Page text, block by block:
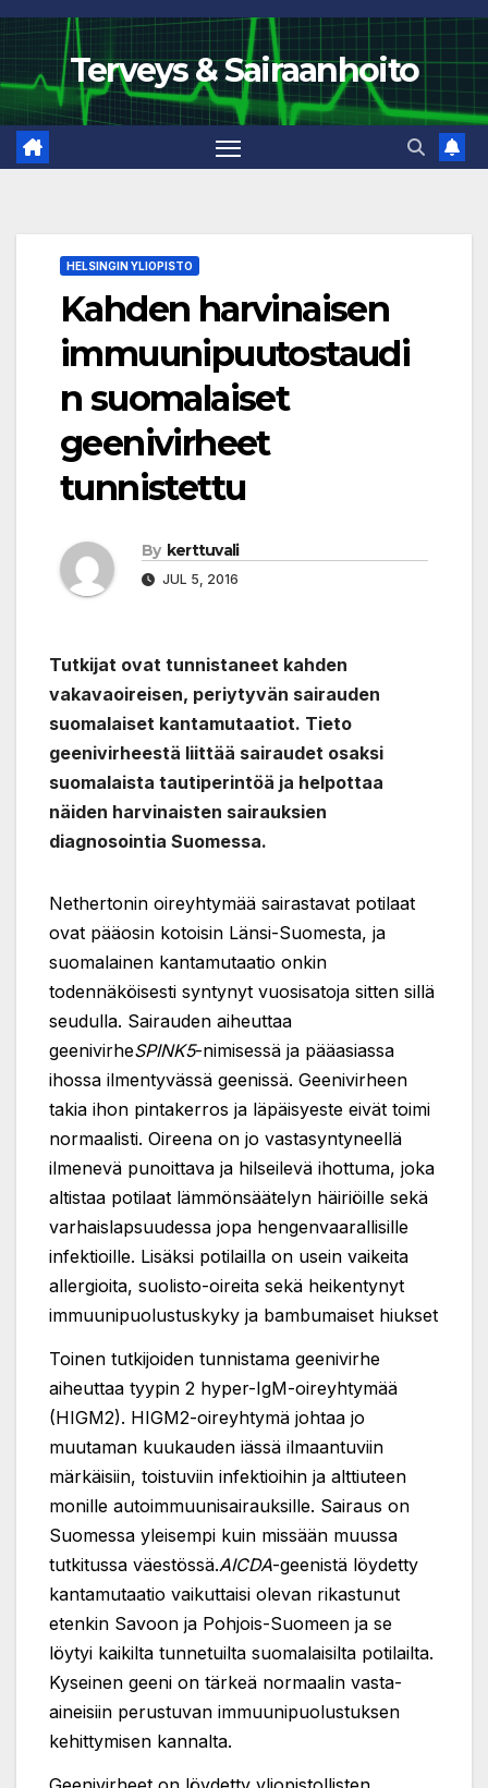
Skip
content Terveys & Sairaanhoito
HELSINGIN YLIOPISTO
Kahden harvinaisen
immuunipuutostaudi
n suomalaiset
geenivirheet
tunnistettu
By kerttuvali
JUL 5, 2016
Tutkijat ovat tunnistaneet kahden
vakavaoireisen, periytyvän sairauden
suomalaiset kantamutaatiot. Tieto
geenivirheestä liittää sairaudet osaksi
suomalaista tautiperintöä ja helpottaa
näiden harvinaisten sairauksien
diagnosointia Suomessa.
Nethertonin oireyhtymää sairastavat potilaat
ovat pääosin kotoisin Länsi-Suomesta, ja
suomalainen kantamutaatio onkin
todennäköisesti syntynyt vuosisatoja sitten sillä
seudulla. Sairauden aiheuttaa
geenivirheSPINK5-nimisessä ja pääasiassa
ihossa ilmentyvässä geenissä. Geenivirheen
takia ihon pintakerros ja läpäisyeste eivät toimi
normaalisti. Oireena on jo vastasyntyneellä
ilmenevä punoittava ja hilseilevä ihottuma, joka
altistaa potilaat lämmönsäätelyn häiriöille sekä
varhaislapsuudessa jopa hengenvaarallisille
infektioille. Lisäksi potilailla on usein vaikeita
allergioita, suolisto-oireita sekä heikentynyt
immuunipuolustuskyky ja bambumaiset hiukset
Toinen tutkijoiden tunnistama geenivirhe
aiheuttaa tyypin 2 hyper-IgM-oireyhtymää
(HIGM2). HIGM2-oireyhtymä johtaa jo
muutaman kuukauden iässä ilmaantuviin
märkäisiin, toistuviin infektioihin ja alttiuteen
monille autoimmuunisairauksille. Sairaus on
Suomessa yleisempi kuin missään muussa
tutkitussa väestössä.AICDA-geenistä löydetty
kantamutaatio vaikuttaisi olevan rikastunut
etenkin Savoon ja Pohjois-Suomeen ja se
löytyi kaikilta tunnetuilta suomalaisilta potilailta.
Kyseinen geeni on tärkeä normaalin vasta-
aineisiin perustuvan immuunipuolustuksen
kehittymisen kannalta.